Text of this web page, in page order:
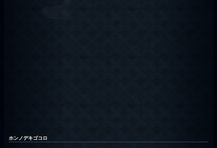
ホンノデキゴコロ